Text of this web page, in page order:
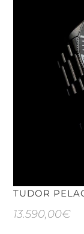
TUDOR
13.590,00€